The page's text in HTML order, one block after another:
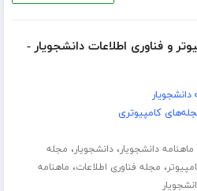
و فناوری اطلاعات دانشجویار -
دانشجویار
کامپیوتری
ماهنامه دانشجویار،دانشجویار، مجله
، مجله فناوری اطلاعات، ماهنامه